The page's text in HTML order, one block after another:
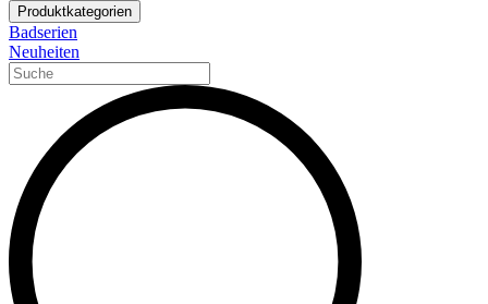
Produktkategorien
Badserien
Neuheiten